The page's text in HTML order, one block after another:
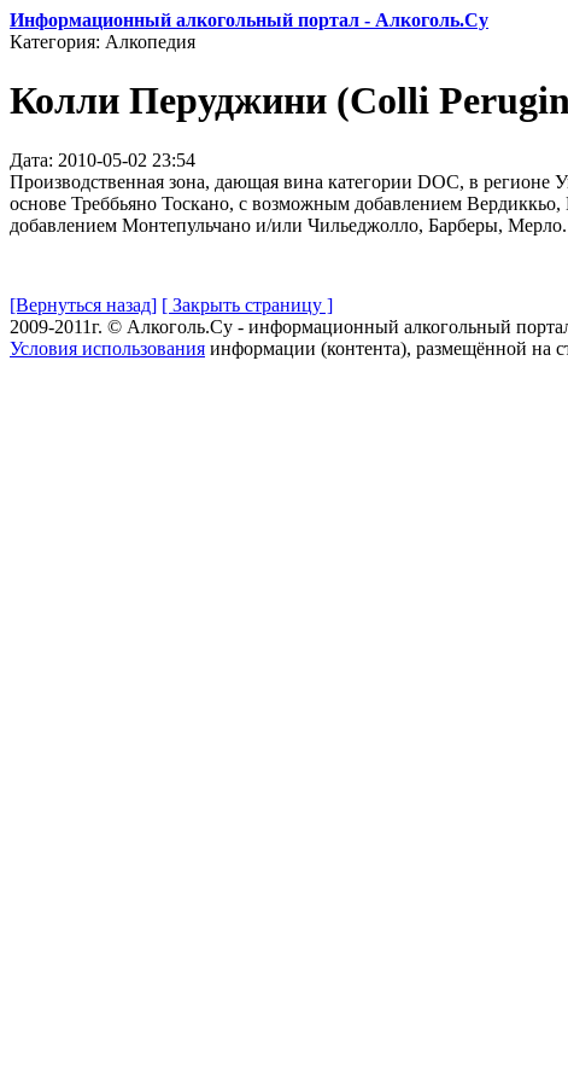
Информационный алкогольный портал - Алкоголь.Су
Категория: Алкопедия
Колли Перуджини (Colli
Дата: 2010-05-02 23:54
Производственная зона, дающая вина категории DOC, в регионе
основе Треббьяно Тоскано, с возможным добавлением
добавлением Монтепульчано и/или Чильеджолло, Барберы,
[Вернуться назад] [ Закрыть страницу ]
2009-2011г. © Алкоголь.Су - информационный алкогольный
Условия использования информации (контента), размещённой на